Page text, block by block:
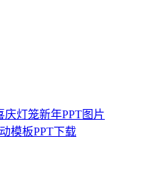
庆灯笼新年PPT图片